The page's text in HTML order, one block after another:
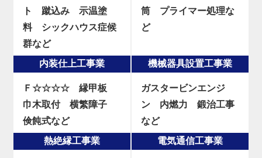
ト
蹴込み
示温塗
料
シックハウス症候
群など
筒
プライマー処理な
ど
内装仕上工事業
Ｆ☆☆☆☆
縁甲板
巾木取付
横繁障子
倹飩式など
機械器具設置工事業
ガスタービンエンジ
ン
内燃力
鍛治工事
など
熱絶縁工事業 電気通信工事業